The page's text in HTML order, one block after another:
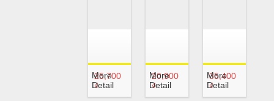
25,700
₫
More
Detail
20,900
₫
More
Detail
35,400
₫
More
Detail